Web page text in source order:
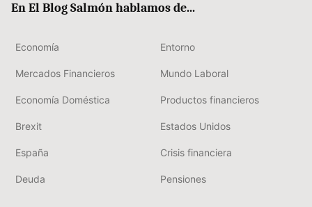
En El Blog Salmón hablamos de...
Economía Entorno
Mercados Financieros Mundo Laboral
Economía Doméstica Productos financieros
Brexit Estados Unidos
España Crisis financiera
Deuda Pensiones